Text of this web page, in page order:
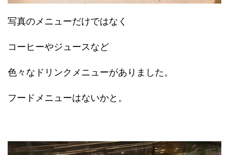
写真のメニューだけではなく
コーヒーやジュースなど
色々なドリンクメニューがありました。
フードメニューはないかと。